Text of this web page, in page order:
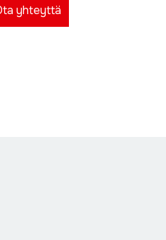
yhteyttä